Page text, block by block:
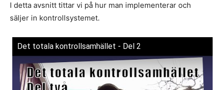
I detta avsnitt tittar vi på hur man implementerar och
säljer in kontrollsystemet.
Det totala kontrollsamhället - Del 2